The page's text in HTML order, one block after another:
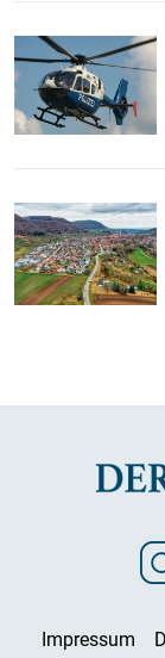
Impressum